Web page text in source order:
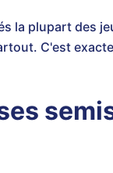
la plupart des
C'est